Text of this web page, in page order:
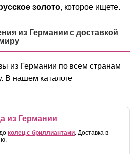
золото, которое ищете.
из Германии с доставкой
из Германии по всем странам
В нашем каталоге
из Германии
до колец с бриллиантами . Доставка в